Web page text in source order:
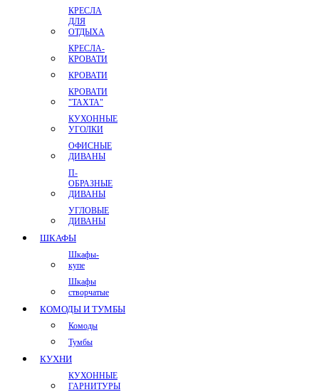
КРЕСЛА
ДЛЯ
ОТДЫХА
КРЕСЛА-
КРОВАТИ
КРОВАТИ
КРОВАТИ
"ТАХТА"
КУХОННЫЕ
УГОЛКИ
ОФИСНЫЕ
ДИВАНЫ
П-
ОБРАЗНЫЕ
ДИВАНЫ
УГЛОВЫЕ
ДИВАНЫ
ШКАФЫ
Шкафы-
купе
Шкафы
створчатые
КОМОДЫ И ТУМБЫ
Комоды
Тумбы
КУХНИ
КУХОННЫЕ
ГАРНИТУРЫ